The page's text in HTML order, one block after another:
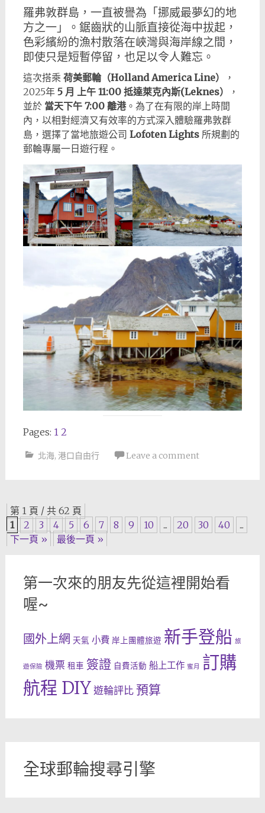
羅弗敦群島，一直被譽為「挪威最夢幻的地
方之一」。鋸齒狀的山脈直接從海中拔起，
色彩繽紛的漁村散落在峽灣與海岸線之間，
即使只是短暫停留，也足以令人難忘。
這次搭乘 荷美郵輪（Holland America Line）
，
2025年 5 月 上午 11:00 抵達萊克內斯(Leknes）
，
並於 當天下午 7:00 離港。為了在有限的岸上時間
內，以相對經濟又有效率的方式深入體驗羅弗敦群
島，選擇了當地旅遊公司 Lofoten Lights所規劃的
郵輪專屬一日遊行程。
Pages: 1 2
北海, 港口自由行 Leave a comment
Posts
navigation
第 1 頁 / 共 62 頁
1
2 3 4 5 6 7 8 9 10 ... 20 30 40
...
下一頁 »
最後一頁 »
第一次來的朋友先從這裡開始看
喔~
國外上網 天氣 小費 岸上團體旅遊 新手登船 旅
遊保險 機票 租車 簽證 自費活動 船上工作 蜜月 訂購
航程 DIY遊輪評比預算
全球郵輪搜尋引擎